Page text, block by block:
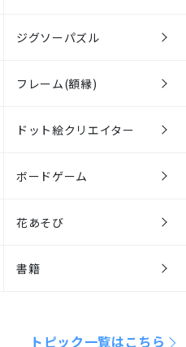
ジグソーパズル
フレーム(額縁)
ドット絵クリエイター
ボードゲーム
花あそび
書籍
トピック一覧はこちら